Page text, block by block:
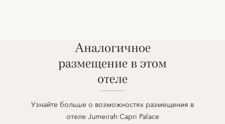
Аналогичное
размещение в этом
отеле
Узнайте больше о возможностях размещения в
отеле Jumeirah Capri Palace